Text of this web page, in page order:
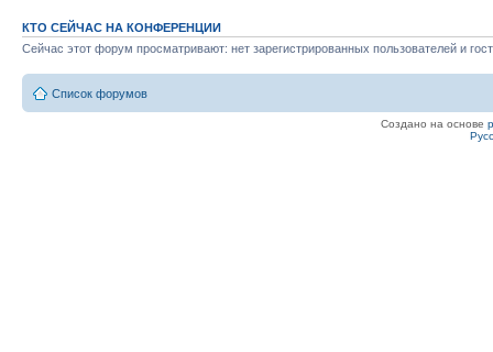
КТО СЕЙЧАС НА КОНФЕРЕНЦИИ
Сейчас этот форум просматривают: нет зарегистрированных пользователей и
Список форумов
Создано на основе